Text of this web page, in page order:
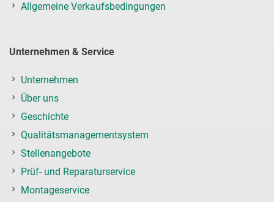
Allgemeine Verkaufsbedingungen
Unternehmen & Service
Unternehmen
Über uns
Geschichte
Qualitätsmanagementsystem
Stellenangebote
Prüf- und Reparaturservice
Montageservice